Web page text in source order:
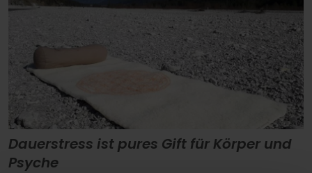
Dauerstress ist pures Gift für Körper und
Psyche